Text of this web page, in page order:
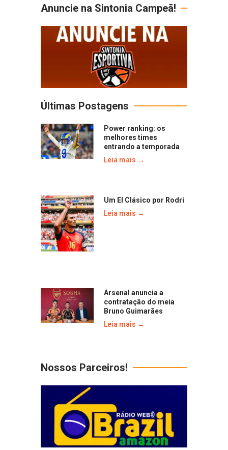
Anuncie na Sintonia Campeã!
Últimas Postagens
Power ranking: os
melhores times
entrando a temporada
Leia mais →
Um El Clásico por Rodri
Leia mais →
Arsenal anuncia a
contratação do meia
Bruno Guimarães
Leia mais →
Nossos Parceiros!